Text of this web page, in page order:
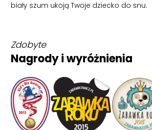
biały szum ukoją Twoje dziecko do snu.
Zdobyte
Nagrody i wyróżnienia